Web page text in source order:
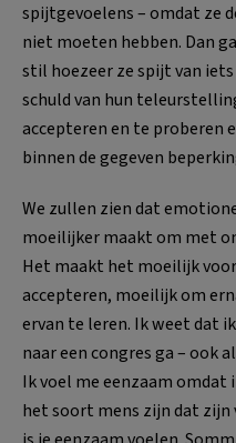
spijtgevoelens – omdat ze
niet moeten hebben. Dan
stil hoezeer ze spijt van iets
schuld van hun
accepteren en te proberen
binnen de gegeven
We zullen zien dat
moeilijker maakt om met
Het maakt het moeilijk
accepteren, moeilijk om
ervan te leren. Ik weet dat
naar een congres ga – ook
Ik voel me eenzaam omdat
het soort mens zijn dat zijn